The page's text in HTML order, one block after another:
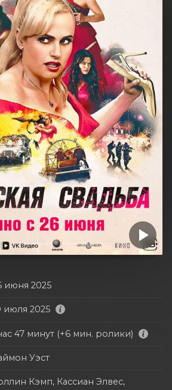
июня 2025
июля 2025
47 минут (+6 мин. ролики)
Уэст
Кэмп, Кассиан Элвес,